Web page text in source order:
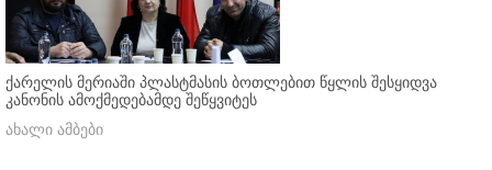
ქარელის მერიაში პლასტმასის ბოთლებით წყლის შესყიდვა
კანონის ამოქმედებამდე შეწყვიტეს
ახალი ამბები